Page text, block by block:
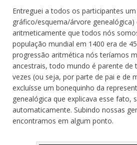
Entreguei a todos os participantes
gráfico/esquema/árvore genealógica)
aritmeticamente que todos nós
população mundial em 1400 era de
progressão aritmética nós teríamos
ancestrais, todo mundo é parente de
vezes (ou seja, por parte de pai e de
excluísse um bonequinho da
genealógica que explicava esse fato,
automaticamente. Subindo nossas
encontramos em algum ponto.